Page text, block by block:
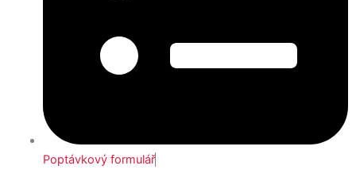
Poptávkový formulář